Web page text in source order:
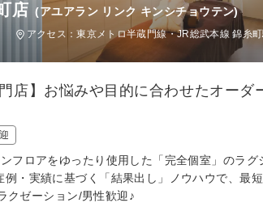
店 (アユアラン リンク キンシチョウテン)
アクセス：東京メトロ半蔵門線・JR総武本線 錦糸
店】お悩みや目的に合わせたオー
フロアをゆったり使用した「完全個室」のラ
・実績に基づく「結果出し」ノウハウで、最
クゼーション/男性歓迎♪